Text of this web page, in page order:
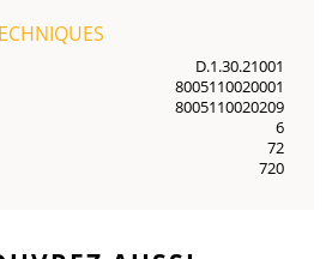
D.1.30.21001
8005110020001
8005110020209
6
72
720